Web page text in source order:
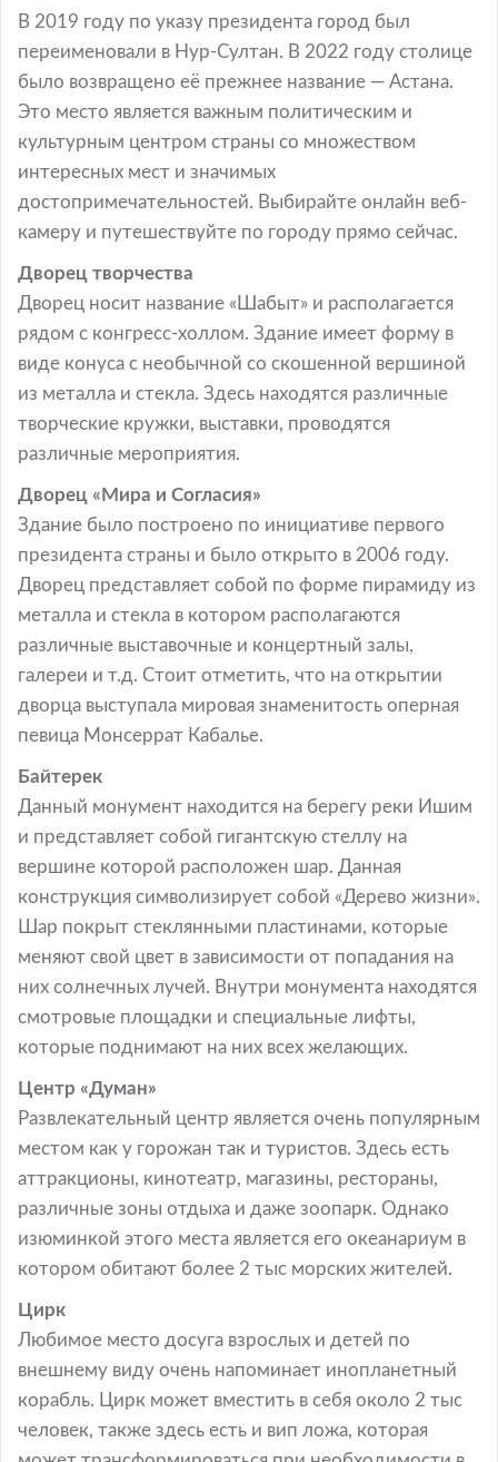
В 2019 году по указу президента город был
переименовали в Нур-Султан. В 2022 году столице
было возвращено её прежнее название — Астана.
Это место является важным политическим и
культурным центром страны со множеством
интересных мест и значимых
достопримечательностей. Выбирайте онлайн веб-
камеру и путешествуйте по городу прямо сейчас.
Дворец творчества
Дворец носит название «Шабыт» и располагается
рядом с конгресс-холлом. Здание имеет форму в
виде конуса с необычной со скошенной вершиной
из металла и стекла. Здесь находятся различные
творческие кружки, выставки, проводятся
различные мероприятия.
Дворец «Мира и Согласия»
Здание было построено по инициативе первого
президента страны и было открыто в 2006 году.
Дворец представляет собой по форме пирамиду из
металла и стекла в котором располагаются
различные выставочные и концертный залы,
галереи и т.д. Стоит отметить, что на открытии
дворца выступала мировая знаменитость оперная
певица Монсеррат Кабалье.
Байтерек
Данный монумент находится на берегу реки Ишим
и представляет собой гигантскую стеллу на
вершине которой расположен шар. Данная
конструкция символизирует собой «Дерево жизни».
Шар покрыт стеклянными пластинами, которые
меняют свой цвет в зависимости от попадания на
них солнечных лучей. Внутри монумента находятся
смотровые площадки и специальные лифты,
которые поднимают на них всех желающих.
Центр «Думан»
Развлекательный центр является очень популярным
местом как у горожан так и туристов. Здесь есть
аттракционы, кинотеатр, магазины, рестораны,
различные зоны отдыха и даже зоопарк. Однако
изюминкой этого места является его океанариум в
котором обитают более 2 тыс морских жителей.
Цирк
Любимое место досуга взрослых и детей по
внешнему виду очень напоминает инопланетный
корабль. Цирк может вместить в себя около 2 тыс
человек, также здесь есть и вип ложа, которая